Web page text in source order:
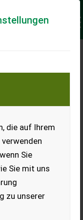
die auf Ihrem
Sie
Sie mit uns
zu unserer
–